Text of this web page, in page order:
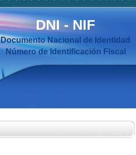
DNI-NIF
Documento Nacional de Identidad
Número de Identificación Fiscal